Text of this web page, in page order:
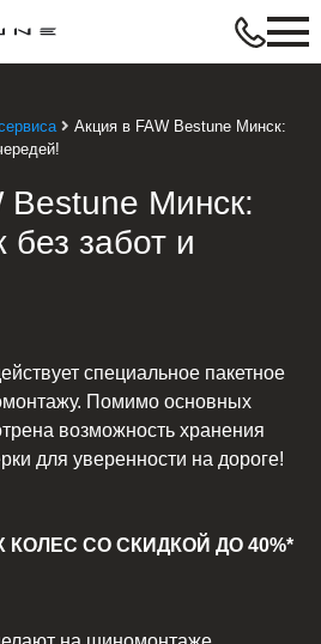
твой
Акция в FAW Bestune Минск:
Bestune Минск:
забот и
специальное пакетное
Помимо основных
возможность хранения
для уверенности на дороге!
СО СКИДКОЙ ДО 40%*